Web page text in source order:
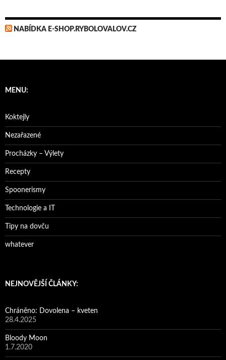
NABÍDKA E-SHOP.RYBOLOVALOV.CZ
MENU:
Koktejly
Nezařazené
Procházky – Výlety
Recepty
Spoonerismy
Technologie a IT
Tipy na dovču
whatever
NEJNOVĚJŠÍ ČLÁNKY:
Chráněno: Dovolena – kveten
28.4.2025
Bloody Moon
1.7.2020